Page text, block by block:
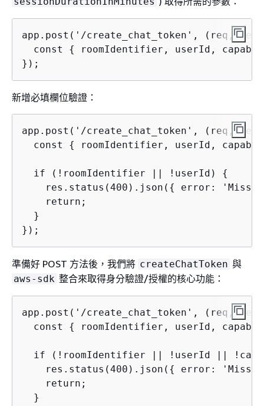
app.post('/create_chat_token', (req,
  const
{
roomIdentifier, userId,
});
新增必填欄位驗證：
app.post('/create_chat_token', (req,
  const
{ roomIdentifier, userId,
  if (!roomIdentifier || !userId)
{
    res.status(400).json(
{
error:
    return;
  }
});
準備好 POST 方法後，我們將 createChatToken 與
aws-sdk 整合來取得身分驗證/授權的核心功能：
app.post('/create_chat_token', (req,
  const
{ roomIdentifier, userId,
if (!roomIdentifier || !userId ||
    res.status(400).json(
{
error:
    return;
  }